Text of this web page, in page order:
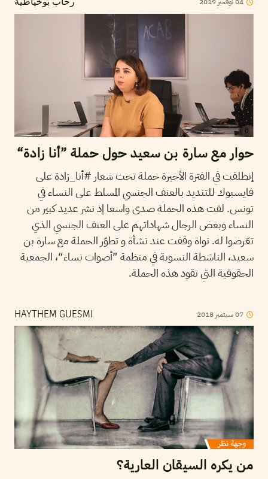
رحاب بوخيّاطية
حوار مع سارة بن سعيد حول حملة ”أنا زادة“
إنطلقت في الفترة الأخيرة حملة تحت شعار #أنا­_زادة على
فايسبوك للتنديد بالعنف الجنسي المسلط على النساء في
تونس. لقت هذه الحملة صدى واسعا إذ نشر عديد كبير من
النساء وبعض الرجال شهاداتهم على العنف الجنسي الذي
تعّرضوا له. نواة وقفت عند نشأة و تطوّر الحملة مع سارة بن
سعيد، الناشطة النسوية في منظمة ”أصوات نساء“، الجمعية
الحقوقية التي تقود هذه الحملة.
HAYTHEM GUESMI 07سبتمبر 2018
من يكره السيقان العارية؟